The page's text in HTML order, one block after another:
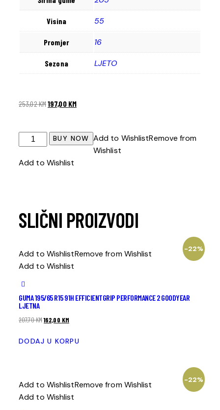
Visina 55
Promjer 16
Sezona LJETO
253,02KM197,00 KM
BUY NOW Add to WishlistRemove from
Wishlist
Add to Wishlist
SLIČNI PROIZVODI
-22%
Add to WishlistRemove from Wishlist
Add to Wishlist
GUMA 195/65 R15 91H EFFICIENTGRIP PERFORMANCE 2 GOODYEAR
LJETNA
207,70KM162,00 KM
DODAJ U KORPU
-22%
Add to WishlistRemove from Wishlist
Add to Wishlist